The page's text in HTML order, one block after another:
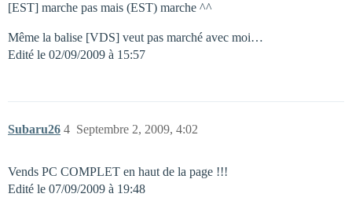
[EST] marche pas mais (EST) marche ^^
Même la balise [VDS] veut pas marché avec moi…
Edité le 02/09/2009 à 15:57
Subaru26 Septembre 2, 2009, 4:02
4
Vends PC COMPLET en haut de la page !!!
Edité le 07/09/2009 à 19:48